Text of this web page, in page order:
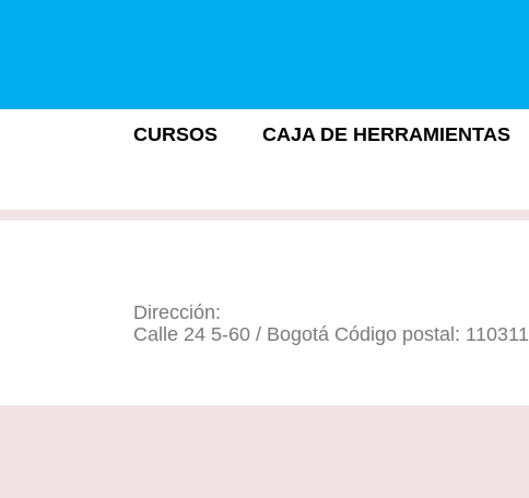
CURSOS CAJA DE HERRAMIENTAS
Dirección:
Calle 24 5-60 / Bogotá Código postal: 110311